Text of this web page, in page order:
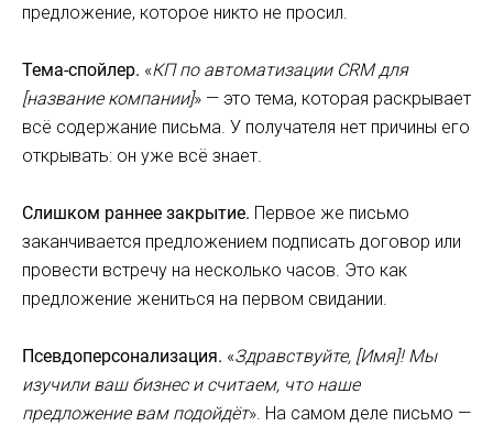
предложение, которое никто не просил.
Тема-спойлер. «КП по автоматизации CRM для
[название компании]» — это тема, которая раскрывает
всё содержание письма. У получателя нет причины его
открывать: он уже всё знает.
Слишком раннее закрытие. Первое же письмо
заканчивается предложением подписать договор или
провести встречу на несколько часов. Это как
предложение жениться на первом свидании.
Псевдоперсонализация. «Здравствуйте, [Имя]! Мы
изучили ваш бизнес и считаем, что наше
предложение вам подойдёт». На самом деле письмо —